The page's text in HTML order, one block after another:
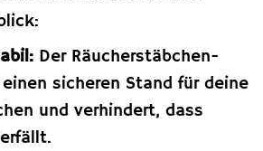
Der Räucherstäbchen-
sicheren Stand für deine
und verhindert, dass